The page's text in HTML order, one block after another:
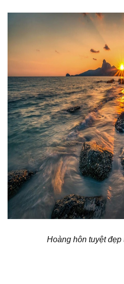
Hoàng hôn tuyệt đẹp